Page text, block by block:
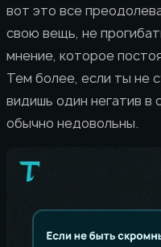
вот это все
свою вещь, не
мнение, которое
Тем более, если ты не
видишь один негатив
обычно недовольны.